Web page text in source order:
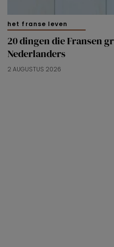
het franse leven
20 dingen die Fransen
Nederlanders
2 AUGUSTUS 2026